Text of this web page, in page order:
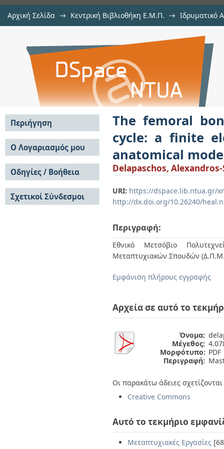
Αρχική Σελίδα → Κεντρική Βιβλιοθήκη Ε.Μ.Π. → Ιδρυματικό
The femoral bone under peak
analysis based on a CT-derived
The femoral
cycle: a finite
anatomical
Delapaschos,
URI: https://dspace.lib.ntua.gr/
http://dx.doi.org/10.26240/
Περιγραφή:
Εθνικό Μετσόβιο
Μεταπτυχιακών Σπουδών
Εμφάνιση πλήρους εγγραφής
Αρχεία σε αυτό το
Όνομα:
Μέγεθος:
Μορφότυπο: PDF
Περιγραφή:
Οι παρακάτω άδειες
Creative Commons
Αυτό το τεκμήριο
Μεταπτυχιακές Εργασίες
Περιήγηση
Σε όλο το DSpace
Κοινότητες & Συλλογές
Ανά Ημερομηνία
Έκδοσης
Συγγραφείς
Τίτλοι
Θέματα
Ο Λογαριασμός μου
Σύνδεση
Εγγραφή
Οδηγίες / Βοήθεια
Οδηγίες Υποβολής
Οδηγίες Χρήσης ΙΑ
Συχνές Ερωτήσεις
Σχετικοί Σύνδεσμοι